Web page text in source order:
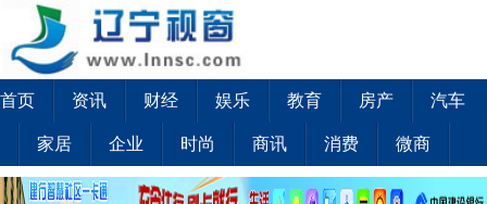
首页 资讯 财经 娱乐 教育 房产 汽车
家居 企业 时尚 商讯 消费 微商